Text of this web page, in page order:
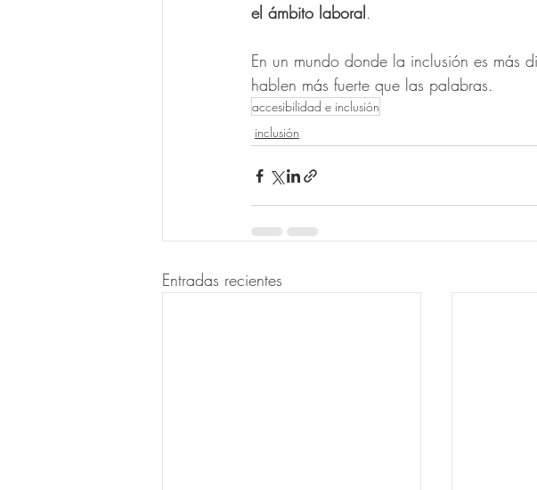
el ámbito laboral.
En un mundo donde la inclusión es más
hablen más fuerte que las palabras.
accesibilidad e inclusión
inclusión
Entradas recientes